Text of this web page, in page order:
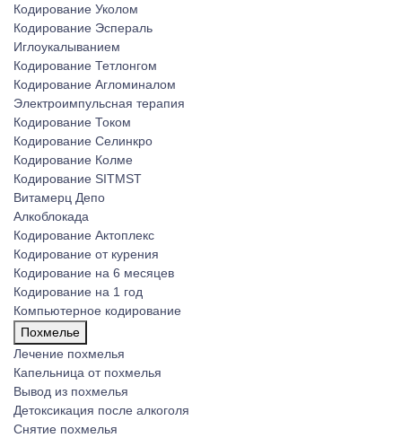
Кодирование Уколом
Кодирование Эспераль
Иглоукалыванием
Кодирование Тетлонгом
Кодирование Агломиналом
Электроимпульсная терапия
Кодирование Током
Кодирование Селинкро
Кодирование Колме
Кодирование SITMST
Витамерц Депо
Алкоблокада
Кодирование Актоплекс
Кодирование от курения
Кодирование на 6 месяцев
Кодирование на 1 год
Компьютерное кодирование
Похмелье
Лечение похмелья
Капельница от похмелья
Вывод из похмелья
Детоксикация после алкоголя
Снятие похмелья